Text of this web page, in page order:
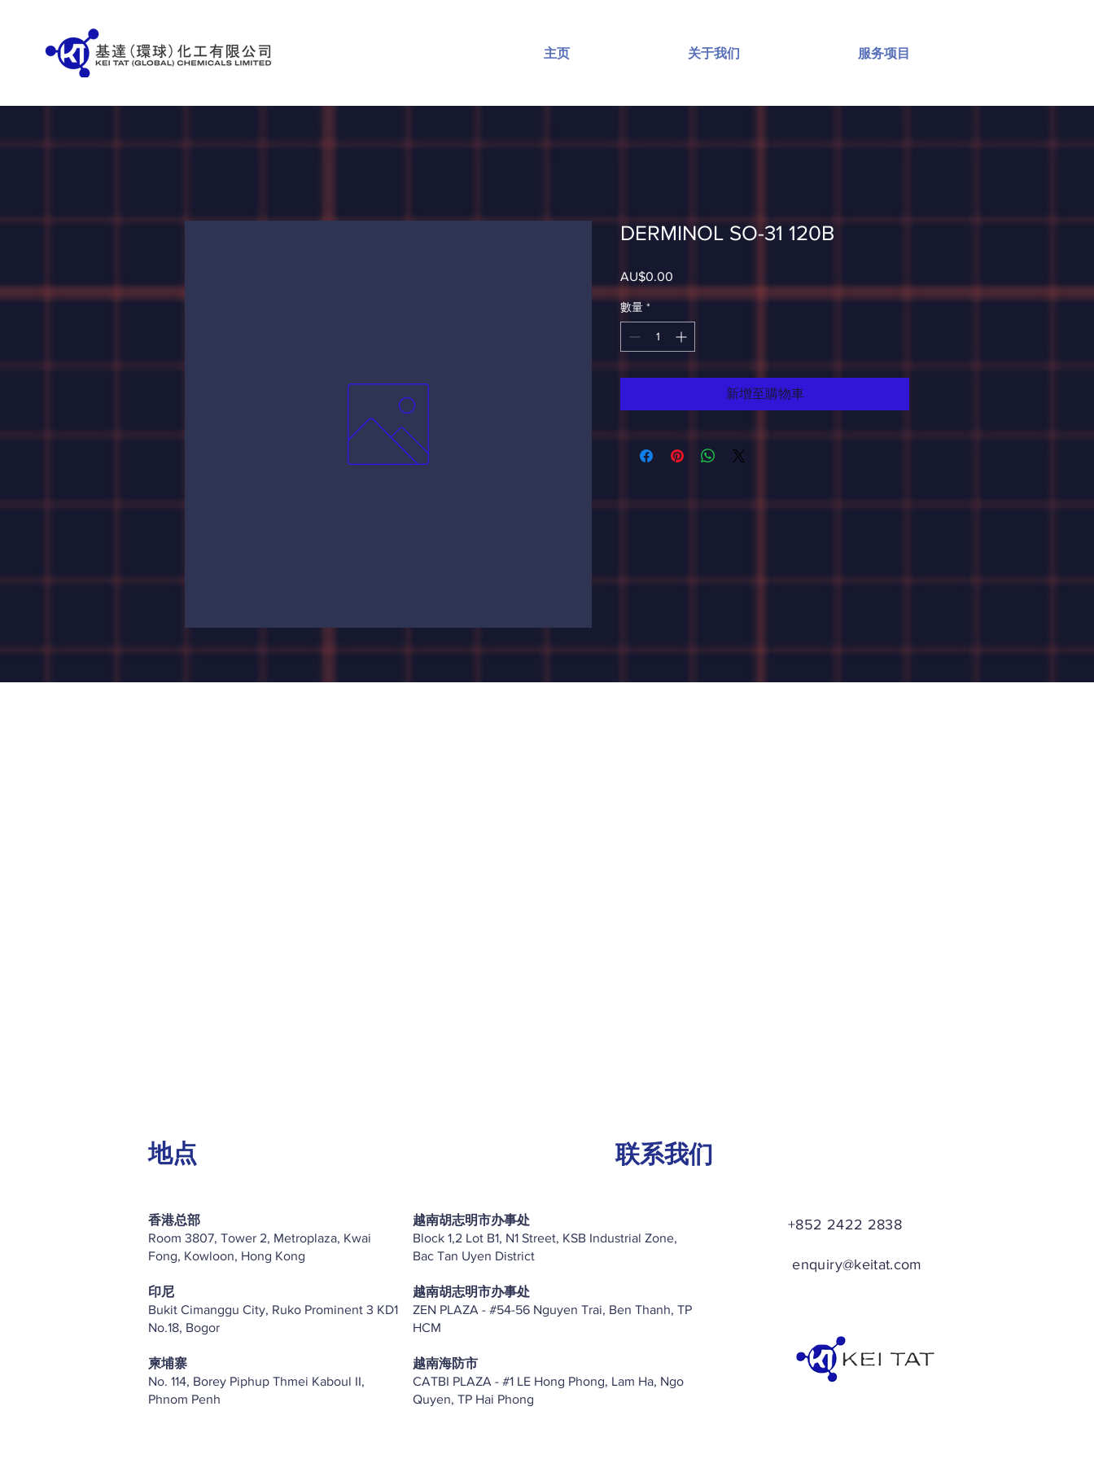
主页 关于我们 服务项目
DERMINOL SO-31 120B
AU$0.00
數量 *
新增至購物車
地点
香港总部
Room 3807, Tower 2, Metroplaza, Kwai
Fong, Kowloon, Hong Kong
印尼
Bukit Cimanggu City, Ruko Prominent 3 KD1
No.18, Bogor
柬埔寨
No. 114, Borey Piphup Thmei Kaboul II,
Phnom Penh
联系我们
越南胡志明市办事处
Block 1,2 Lot B1, N1 Street, KSB Industrial Zone,
Bac Tan Uyen District
越南胡志明市办事处
ZEN PLAZA - #54-56 Nguyen Trai, Ben Thanh, TP
HCM
越南海防市
CATBI PLAZA - #1 LE Hong Phong, Lam Ha, Ngo
Quyen, TP Hai Phong
+852 2422 2838
enquiry@keitat.com